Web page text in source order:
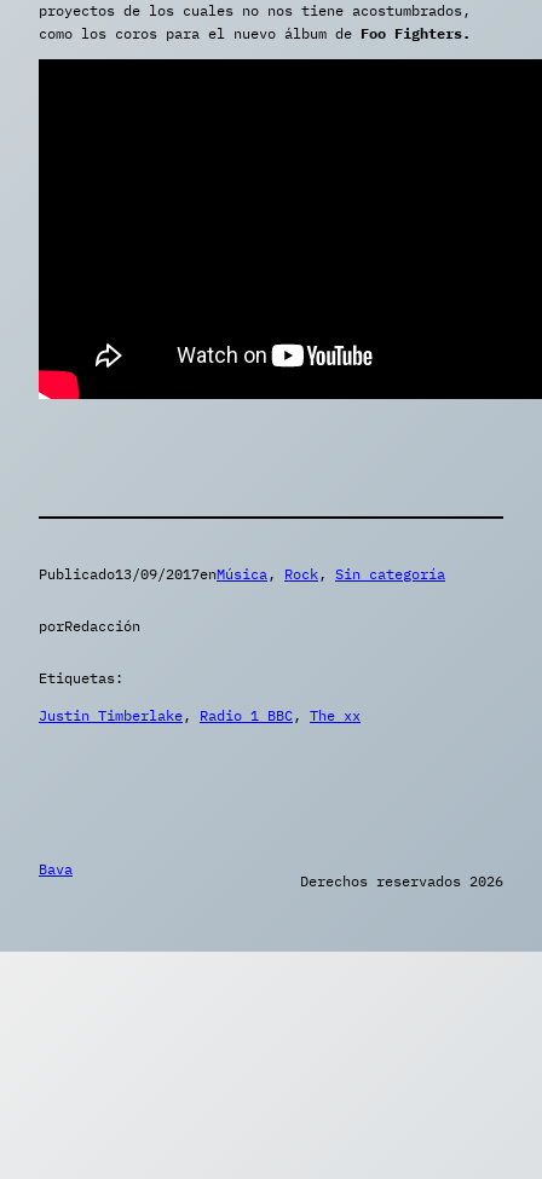
proyectos de los cuales no nos tiene acostumbrados,
como los coros para el nuevo álbum de Foo Fighters.
Publicado13/09/2017enMúsica, Rock, Sin categoría
porRedacción
Etiquetas:
Justin Timberlake, Radio 1 BBC, The xx
Bava
Derechos reservados 2026